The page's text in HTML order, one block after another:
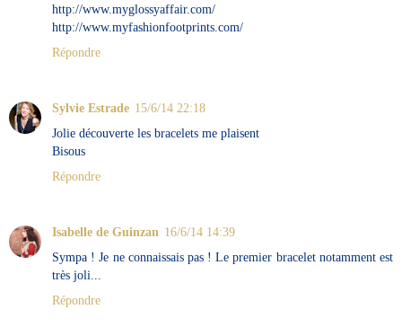
http://www.myglossyaffair.com/
http://www.myfashionfootprints.com/
Répondre
Sylvie Estrade 15/6/14 22:18
Jolie découverte les bracelets me plaisent
Bisous
Répondre
Isabelle de Guinzan 16/6/14 14:39
Sympa ! Je ne connaissais pas ! Le premier bracelet notamment est
très joli...
Répondre